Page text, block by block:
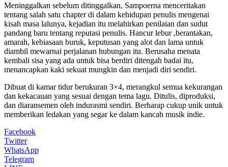
Meninggalkan sebelum ditinggalkan, Sampoerna menceritakan
tentang salah satu chapter di dalam kehidupan penulis mengenai
kisah masa lalunya, kejadian itu melahirkan penilaian dan sudut
pandang baru tentang reputasi penulis. Hancur lebur ,berantakan,
amarah, kebiasaan buruk, keputusan yang alot dan lama untuk
diambil mewarnai perjalanan hubungan itu. Berusaha menata
kembali sisa yang ada untuk bisa berdiri ditengah badai itu,
menancapkan kaki sekuat mungkin dan menjadi diri sendiri.
Dibuat di kamar tidur berukuran 3×4, merangkul semua kekurangan
dan kekacauan yang sesuai dengan tema lagu. Ditulis, diproduksi,
dan diaransemen oleh indurasmi sendiri. Berharap cukup unik untuk
memberikan ledakan yang segar ke dalam kancah musik indie.
Facebook
Twitter
WhatsApp
Telegram